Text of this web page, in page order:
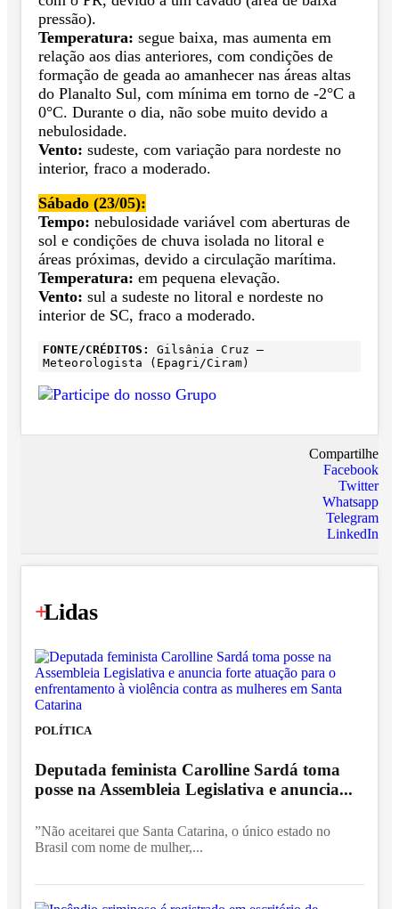
pressão).
Temperatura: segue baixa, mas aumenta em
relação aos dias anteriores, com condições de
formação de geada ao amanhecer nas áreas altas
do Planalto Sul, com mínima em torno de -2°C a
0°C. Durante o dia, não sobe muito devido a
nebulosidade.
Vento: sudeste, com variação para nordeste no
interior, fraco a moderado.
Sábado (23/05):
Tempo: nebulosidade variável com aberturas de
sol e condições de chuva isolada no litoral e
áreas próximas, devido a circulação marítima.
Temperatura: em pequena elevação.
Vento: sul a sudeste no litoral e nordeste no
interior de SC, fraco a moderado.
FONTE/CRÉDITOS:
Gilsânia Cruz –
Meteorologista (Epagri/Ciram)
Compartilhe
Facebook
Twitter
Whatsapp
Telegram
LinkedIn
+
Lidas
POLÍTICA
Deputada feminista Carolline Sardá toma
posse na Assembleia Legislativa e anuncia...
”Não aceitarei que Santa Catarina, o único estado no
Brasil com nome de mulher,...